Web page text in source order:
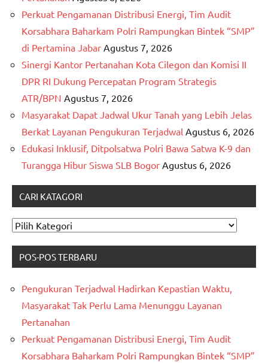
Perkuat Pengamanan Distribusi Energi, Tim Audit
Korsabhara Baharkam Polri Rampungkan Bintek “SMP”
di Pertamina Jabar Agustus 7, 2026
Sinergi Kantor Pertanahan Kota Cilegon dan Komisi II
DPR RI Dukung Percepatan Program Strategis
ATR/BPN Agustus 7, 2026
Masyarakat Dapat Jadwal Ukur Tanah yang Lebih Jelas
Berkat Layanan Pengukuran Terjadwal Agustus 6, 2026
Edukasi Inklusif, Ditpolsatwa Polri Bawa Satwa K-9 dan
Turangga Hibur Siswa SLB Bogor Agustus 6, 2026
CARI KATAGORI
CARI
POS-POS TERBARU
Pengukuran Terjadwal Hadirkan Kepastian Waktu,
Masyarakat Tak Perlu Lama Menunggu Layanan
Pertanahan
Perkuat Pengamanan Distribusi Energi, Tim Audit
Korsabhara Baharkam Polri Rampungkan Bintek “SMP”